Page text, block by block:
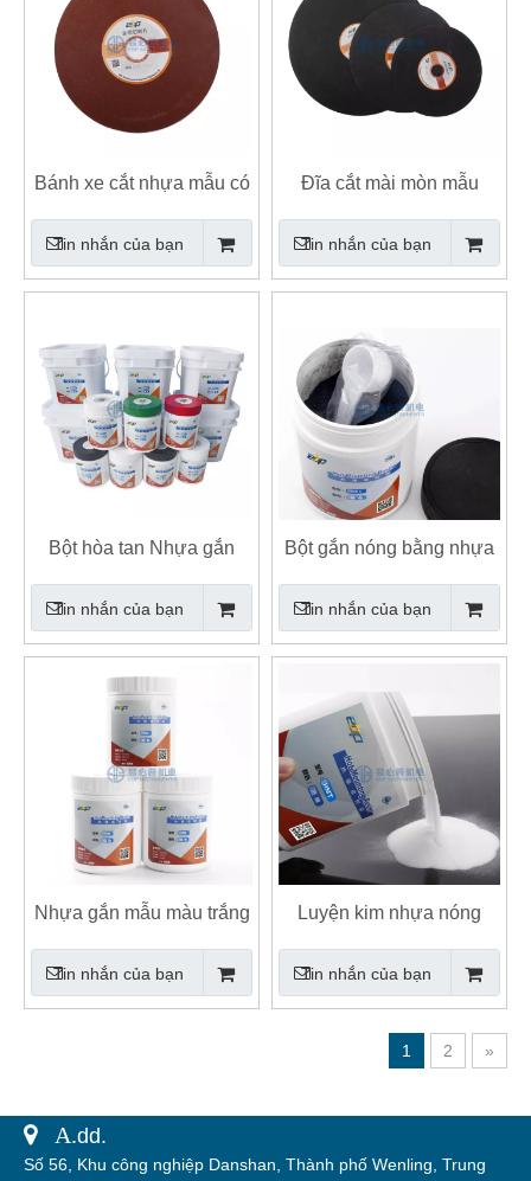
Bánh xe cắt nhựa mẫu có
độ cứng cao Đĩa cắt mài
mòn
Tin nhắn của bạn
Đĩa cắt mài mòn mẫu
bánh xe cắt nhựa
Tin nhắn của bạn
Bột hòa tan Nhựa gắn
nóng trong suốt
Tin nhắn của bạn
Bột gắn nóng bằng nhựa
cạnh được bảo vệ
Tin nhắn của bạn
Nhựa gắn mẫu màu trắng
Tin nhắn của bạn
Luyện kim nhựa nóng
trong suốt
Tin nhắn của bạn
1 2 »
 A.dd.
Số 56, Khu công nghiệp Danshan, Thành phố Wenling, Trung